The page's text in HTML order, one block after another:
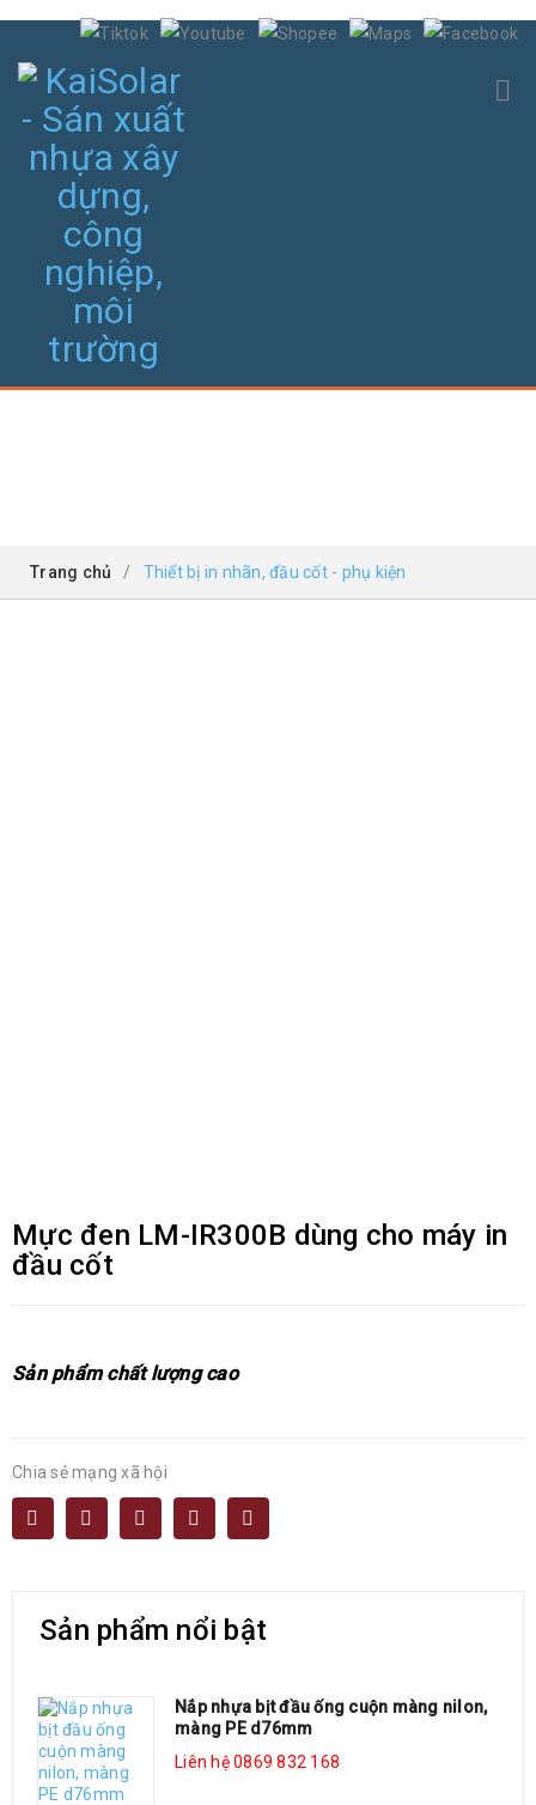
Trang chủ / Thiết bị in nhãn, đầu cốt - phụ kiện
Mực đen LM-IR300B dùng cho máy in
đầu cốt
Sản phẩm chất lượng cao
Chia sẻ mạng xã hội
Sản phẩm nổi bật
Nắp nhựa bịt đầu ống cuộn màng nilon,
màng PE d76mm
Liên hệ 0869 832 168